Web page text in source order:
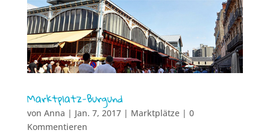
Marktplatz-Burgund
von Anna | Jan. 7, 2017| Marktplätze| 0
Kommentieren